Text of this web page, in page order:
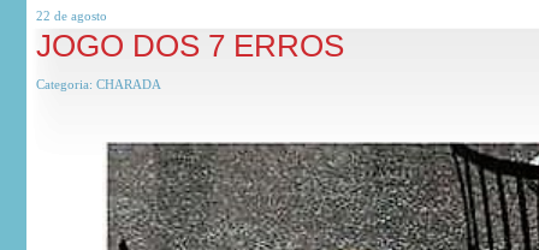
22 de agosto
JOGO DOS 7 ERROS
Categoria: CHARADA